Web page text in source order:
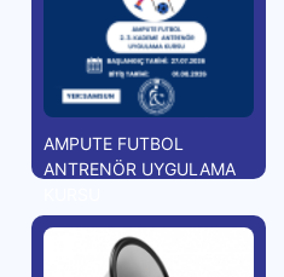
AMPUTE FUTBOL
ANTRENÖR UYGULAMA